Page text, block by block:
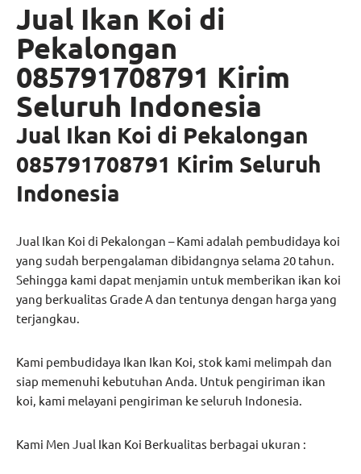
Jual Ikan Koi di
Pekalongan
085791708791 Kirim
Seluruh Indonesia
Jual Ikan Koi di Pekalongan
085791708791 Kirim Seluruh
Indonesia
Jual Ikan Koi di Pekalongan – Kami adalah pembudidaya koi
yang sudah berpengalaman dibidangnya selama 20 tahun.
Sehingga kami dapat menjamin untuk memberikan ikan koi
yang berkualitas Grade A dan tentunya dengan harga yang
terjangkau.
Kami pembudidaya Ikan Ikan Koi, stok kami melimpah dan
siap memenuhi kebutuhan Anda. Untuk pengiriman ikan
koi, kami melayani pengiriman ke seluruh Indonesia.
Kami Men Jual Ikan Koi Berkualitas berbagai ukuran :